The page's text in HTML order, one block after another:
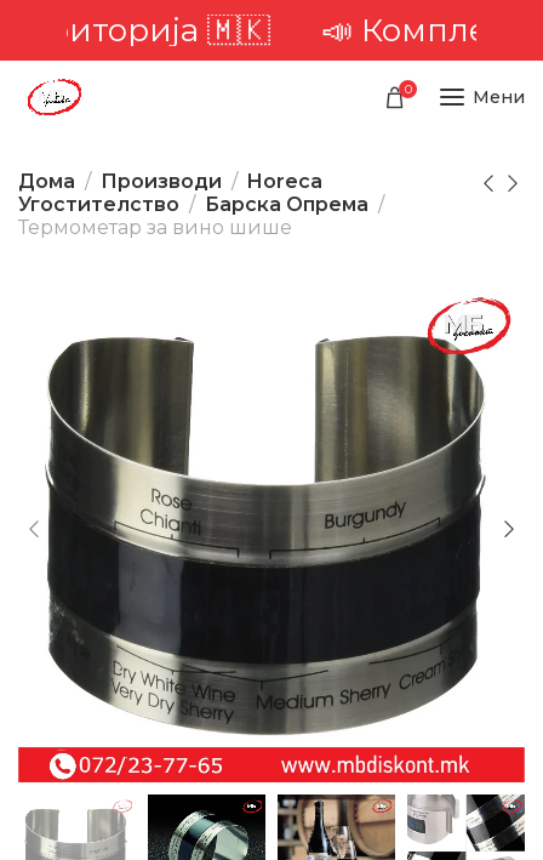
🇲🇰📣 Комплетна
0 Мени
Дома Производи
Horeca
Угостителство
Барска Опрема
Термометар за вино шише